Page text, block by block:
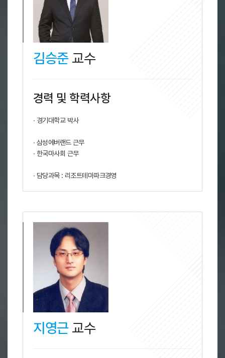
김승준교수
경력 및 학력사항
∙ 경기대학교 박사
∙ 삼성에버랜드 근무
∙ 한국마사회 근무
∙ 담당과목 : 리조트테마파크경영
지영근교수